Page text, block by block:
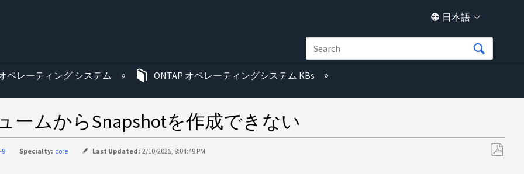
日本語
ペレーティング システム ONTAP オペレーティングシステム KBs
ームからSnapshotを作成できない
9 Specialty: core Last Updated: 2/10/2025, 8:04:49 PM